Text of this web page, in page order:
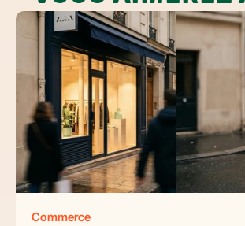
Commerce